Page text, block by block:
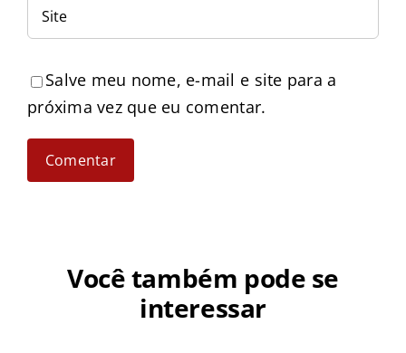
Salve meu nome, e-mail e site para a
próxima vez que eu comentar.
Você também pode se
interessar